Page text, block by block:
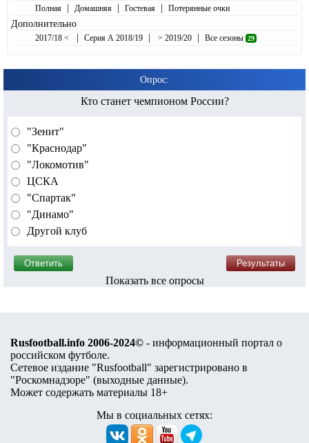
Полная | Домашняя | Гостевая | Потерянные очки
Дополнительно
2017/18 < | Серия А 2018/19 | > 2019/20 | Все сезоны 29
Опрос:
Кто станет чемпионом России?
"Зенит"
"Краснодар"
"Локомотив"
ЦСКА
"Спартак"
"Динамо"
Другой клуб
Показать все опросы
Rusfootball.info 2006-2024© - информационный портал о
российском футболе.
Сетевое издание "Rusfootball" зарегистрировано в
"Роскомнадзоре" (выходные данные).
Может содержать материалы 18+
Мы в социальных сетях: